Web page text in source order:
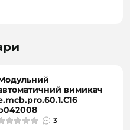
вимикач
3